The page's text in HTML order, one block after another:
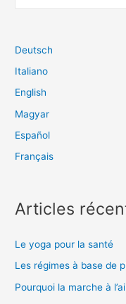
Deutsch
Italiano
English
Magyar
Español
Français
Articles
Le yoga pour la santé
Les régimes à base de
Pourquoi la marche à